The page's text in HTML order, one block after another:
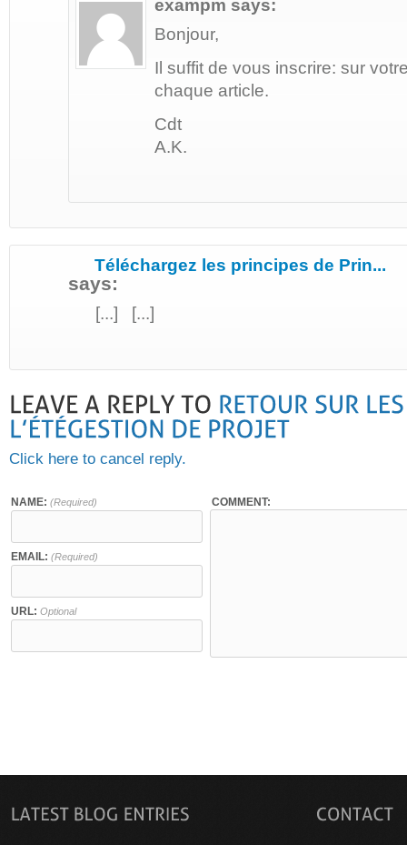
exampm says:
Bonjour,
Il suffit de vous inscrire: sur
chaque article.
Cdt
A.K.
Téléchargez les principes de Prin...
says:
[...] [...]
Click here to cancel reply.
NAME: (Required)
EMAIL: (Required)
URL: Optional
COMMENT: